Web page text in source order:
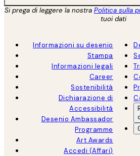
Si prega di leggere la nostra Politica sulla
tuoi dati
Informazioni su desenio
Stampa
Informazioni legali
Career
Sostenibilità
Dichiarazione di
Accessibilità
Desenio Ambassador
Programme
Art Awards
Accedi (Affari)